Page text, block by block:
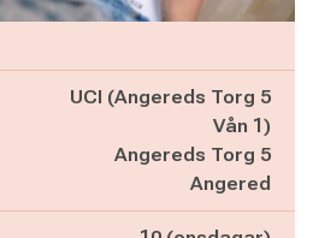
UCI (Angereds Torg 5
Vån 1)
Angereds Torg 5
Angered